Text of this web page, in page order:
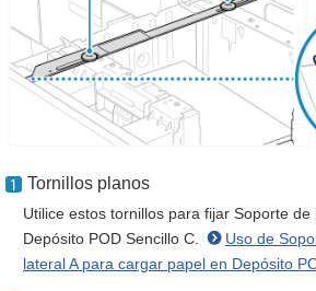
Tornillos planos
Utilice estos tornillos para fijar Soporte
Depósito POD Sencillo C.
Uso de
lateral A para cargar papel en Depósito